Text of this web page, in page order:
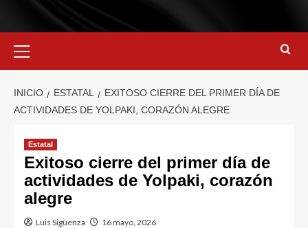
INICIO ESTATAL
EXITOSO CIERRE DEL PRIMER DÍA DE
ACTIVIDADES DE YOLPAKI, CORAZÓN ALEGRE
Estatal
Exitoso cierre del primer día de
actividades de Yolpaki, corazón
alegre
Luis Sigüenza 16 mayo, 2026